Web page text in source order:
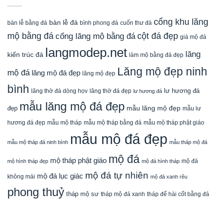
bàn lễ bằng đá bàn lễ đá bình phong đá cuốn thư đá cổng khu lăng
mộ bằng đá cổng lăng mộ bằng đá cột đá đẹp giá mộ đá
kiến trúc đá langmodep.net làm mộ bằng đá đẹp lăng
mộ đá lăng mộ đá đẹp lăng mộ đẹp Lăng mộ đẹp ninh
bình lăng thờ đá dòng họv lăng thờ đá đẹp lư hương đá lư hương đá
đẹp mẫu lăng mộ đá đẹp mẫu lăng mộ đẹp mẫu lư
hương đá đẹp mẫu mộ tháp mẫu mộ tháp bằng đá mẫu mộ tháp phật giáo
mẫu mộ tháp đá ninh bình mẫu mộ đá đẹp mẫu tháp mộ đá
mộ hình tháp đẹp mộ tháp phật giáo mộ đá mộ đá hình tháp mộ đá
không mái mộ đá lục giác mộ đá tự nhiên mộ đá xanh rêu
phong thuỷ tháp mộ sư tháp mộ đá xanh tháp để hài cốt bằng đá